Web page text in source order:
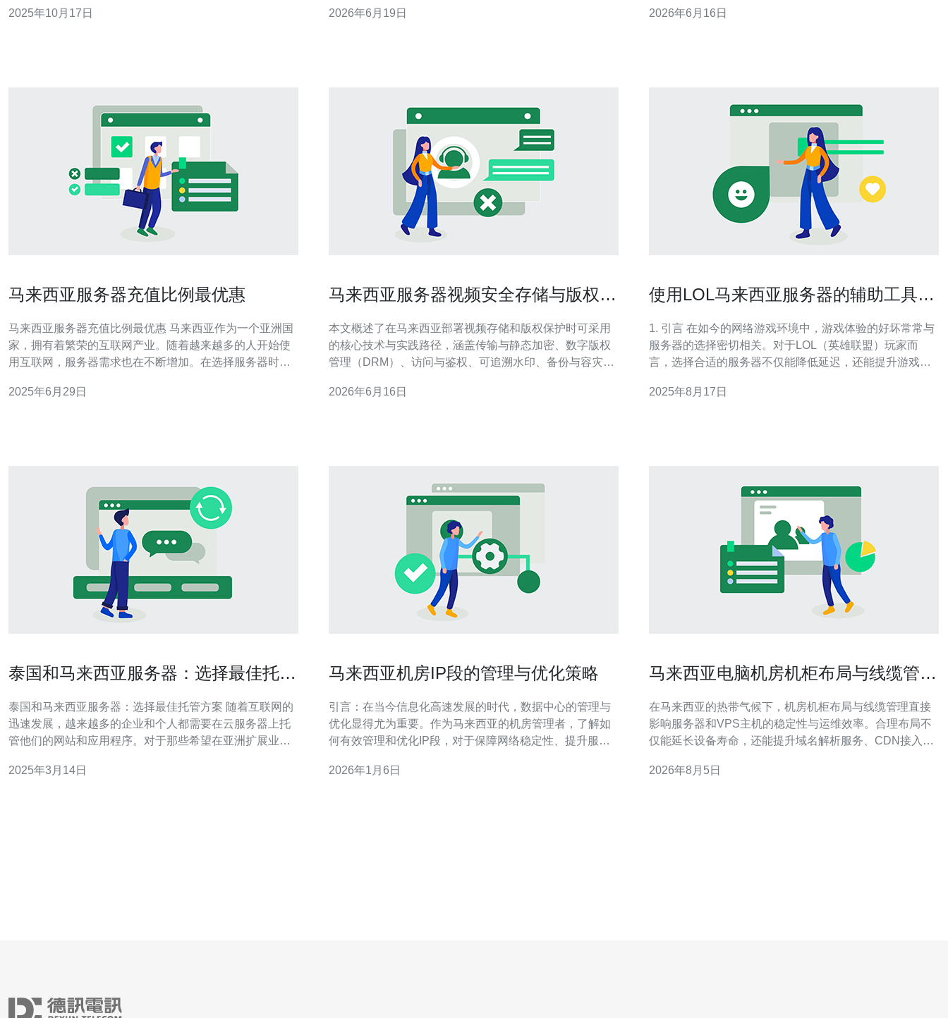
自己需求的服务器，并提供一些实用的设置技巧，帮助玩
2025年10月17日
天）不等；优势是国内访问速度更稳定、带宽便宜且合
2026年6月19日
降10–100ms不等，丢包率显著降低。效果取决于原始网络
2026年6月16日
马来西亚服务器充值比例最优惠
马来西亚服务器充值比例最优惠 马来西亚作为一个亚洲国
家，拥有着繁荣的互联网产业。随着越来越多的人开始使
用互联网，服务器需求也在不断增加。在选择服务器时，
的实际使用成本。在马来西亚，有许多服务器供应商提供
2025年6月29日
马来西亚服务器视频安全存储与版权保
本文概述了在马来西亚部署视频存储和版权保护时可采用
的核心技术与实践路径，涵盖传输与静态加密、数字版权
管理（DRM）、访问与鉴权、可追溯水印、备份与容灾、
可落地的技术建议与风险控制要点。 哪个存储架构适合在
2026年6月16日
使用LOL马来西亚服务器的辅助工具提
1. 引言 在如今的网络游戏环境中，游戏体验的好坏常常与
服务器的选择密切相关。对于LOL（英雄联盟）玩家而
言，选择合适的服务器不仅能降低延迟，还能提升游戏的
其辅助工具来提升游戏体验。 2. 马来西亚服务器的优势 马
2025年8月17日
泰国和马来西亚服务器：选择最佳托管
泰国和马来西亚服务器：选择最佳托管方案 随着互联网的
迅速发展，越来越多的企业和个人都需要在云服务器上托
管他们的网站和应用程序。对于那些希望在亚洲扩展业务
本文将介绍泰国和马来西亚服务器，并提供选择最佳托管
2025年3月14日
马来西亚机房IP段的管理与优化策略
引言：在当今信息化高速发展的时代，数据中心的管理与
优化显得尤为重要。作为马来西亚的机房管理者，了解如
何有效管理和优化IP段，对于保障网络稳定性、提升服务
马来西亚机房IP段的管理与优化策略，并提供实用的操作
2026年1月6日
马来西亚电脑机房机柜布局与线缆管理
在马来西亚的热带气候下，机房机柜布局与线缆管理直接
影响服务器和VPS主机的稳定性与运维效率。合理布局不
仅能延长设备寿命，还能提升域名解析服务、CDN接入与
准19英寸可扩展机柜，预留足够U位与散热空间。购买时
2026年8月5日